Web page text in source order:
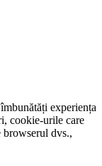
experiența
cookie-urile care
browserul dvs.,